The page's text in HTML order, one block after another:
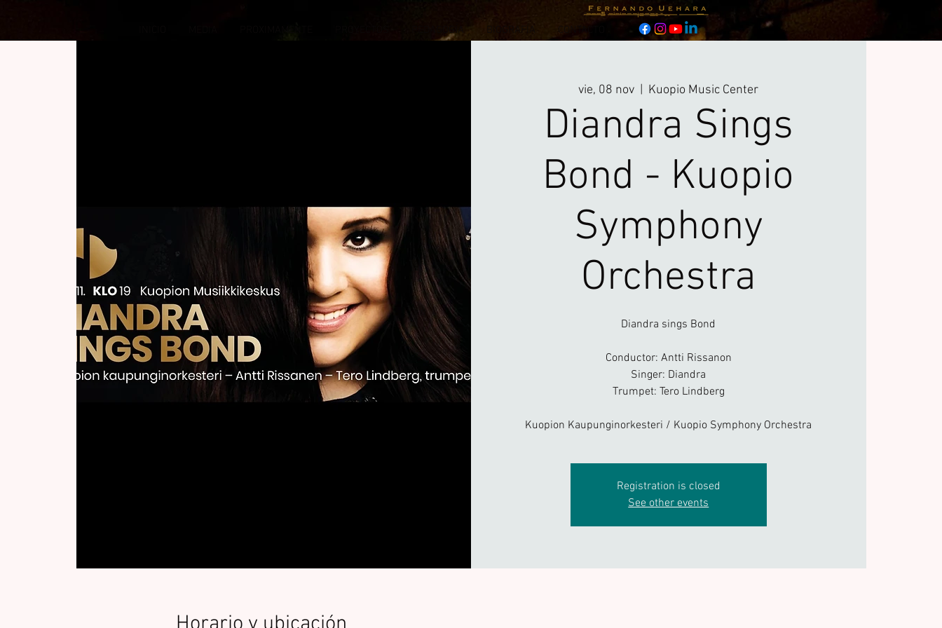
PEDAGOGÍA CONTACTO
vie, 08 nov Kuopio Music Center
Diandra Sings
Bond - Kuopio
Symphony
Orchestra
Diandra sings Bond
Conductor: Antti Rissanon
Singer: Diandra
Trumpet: Tero Lindberg
Kuopion Kaupunginorkesteri / Kuopio Symphony Orchestra
Registration is closed
See other events